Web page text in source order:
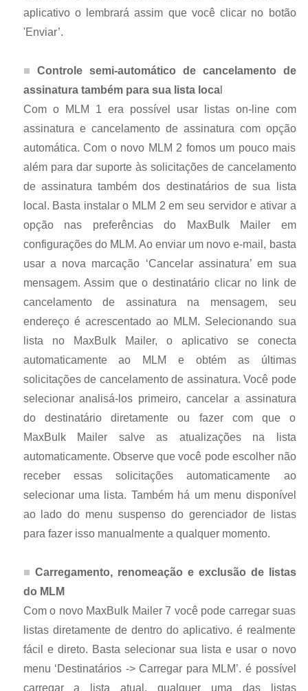
aplicativo o lembrará assim que você clicar no botão
'Enviar’.
Controle semi-automático de cancelamento de
assinatura também para sua lista local
Com o MLM 1 era possível usar listas on-line com
assinatura e cancelamento de assinatura com opção
automática. Com o novo MLM 2 fomos um pouco mais
além para dar suporte às solicitações de cancelamento
de assinatura também dos destinatários de sua lista
local. Basta instalar o MLM 2 em seu servidor e ativar a
opção nas preferências do MaxBulk Mailer em
configurações do MLM. Ao enviar um novo e-mail, basta
usar a nova marcação ‘Cancelar assinatura’ em sua
mensagem. Assim que o destinatário clicar no link de
cancelamento de assinatura na mensagem, seu
endereço é acrescentado ao MLM. Selecionando sua
lista no MaxBulk Mailer, o aplicativo se conecta
automaticamente ao MLM e obtém as últimas
solicitações de cancelamento de assinatura. Você pode
selecionar analisá-los primeiro, cancelar a assinatura
do destinatário diretamente ou fazer com que o
MaxBulk Mailer salve as atualizações na lista
automaticamente. Observe que você pode escolher não
receber essas solicitações automaticamente ao
selecionar uma lista. Também há um menu disponível
ao lado do menu suspenso do gerenciador de listas
para fazer isso manualmente a qualquer momento.
Carregamento, renomeação e exclusão de listas
do MLM
Com o novo MaxBulk Mailer 7 você pode carregar suas
listas diretamente de dentro do aplicativo. é realmente
fácil e direto. Basta selecionar sua lista e usar o novo
menu ‘Destinatários -> Carregar para MLM’. é possível
carregar a lista atual, qualquer uma das listas